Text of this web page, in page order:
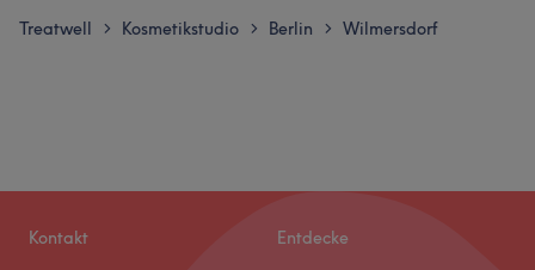
Treatwell > Kosmetikstudio > Berlin > Wilmersdorf
Kontakt Entdecke